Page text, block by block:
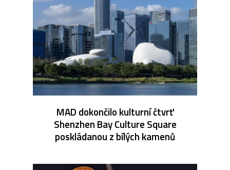
MAD dokončilo kulturní čtvrť
Shenzhen Bay Culture Square
poskládanou z bílých kamenů